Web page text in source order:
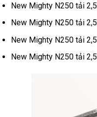
New Mighty N250 tải
New Mighty N250 tải
New Mighty N250 tải
New Mighty N250 tải